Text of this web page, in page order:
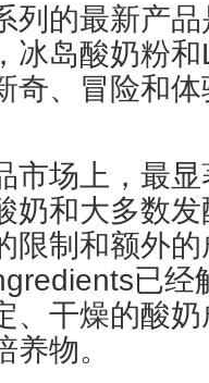
的最新产品
冰岛酸奶粉
奇、冒险和
场上，最显
奶和大多数
限制和额外
已经
、干燥的酸
物。